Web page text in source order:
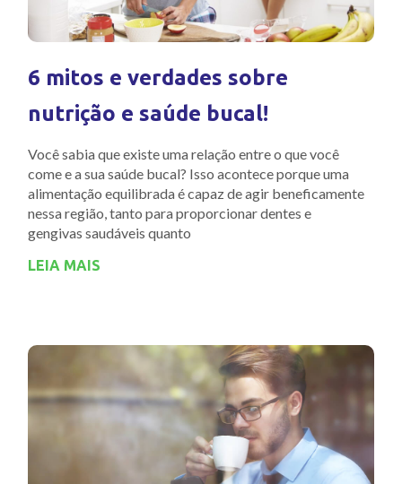
6 mitos e verdades sobre
nutrição e saúde bucal!
Você sabia que existe uma relação entre o que você
come e a sua saúde bucal? Isso acontece porque uma
alimentação equilibrada é capaz de agir beneficamente
nessa região, tanto para proporcionar dentes e
gengivas saudáveis quanto
LEIA MAIS